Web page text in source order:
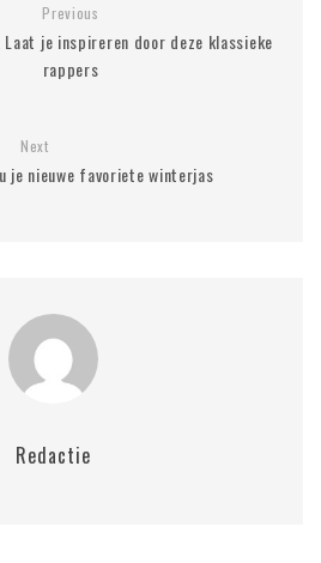
Previous
je inspireren door deze klassieke
rappers
Next
je nieuwe favoriete winterjas
Redactie